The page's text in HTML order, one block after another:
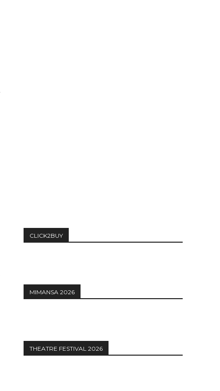
CLICK2BUY
MIMANSA 2026
THEATRE FESTIVAL 2026